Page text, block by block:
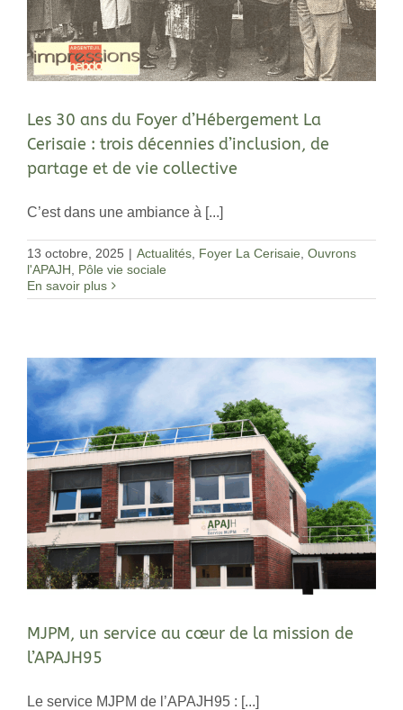
Les 30 ans du Foyer d’Hébergement La
Cerisaie : trois décennies d’inclusion, de
partage et de vie collective
C’est dans une ambiance à [...]
13 octobre, 2025 | Actualités Foyer La Cerisaie Ouvrons
l'APAJH
Pôle vie sociale
En savoir plus
MJPM, un service au cœur de la mission de
l’APAJH95
Le service MJPM de l’APAJH95 : [...]